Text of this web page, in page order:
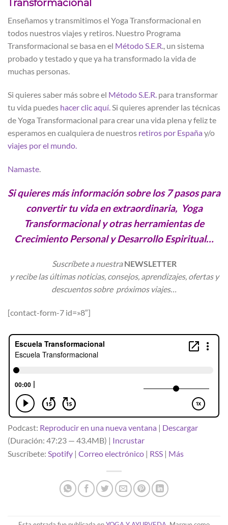
Transformacional
Enseñamos y transmitimos el Yoga Transformacional en
todos nuestros viajes y retiros. Nuestro Programa
Transformacional se basa en el Método S.E.R., un sistema
probado y testado y que ya ha transformado la vida de
muchas personas.
Si quieres saber más sobre el Método S.E.R. para transformar
tu vida puedes hacer clic aquí.Si quieres aprender las técnicas
de Yoga Transformacional para crear una vida plena y feliz te
esperamos en cualquiera de nuestros retiros por España y/o
viajes por el mundo.
Namaste
Si quieres más información sobre los 7 pasos para
convertir tu vida en extraordinaria, Yoga
Transformacional y otras herramientas de
Crecimiento Personal y Desarrollo Espiritual…
Suscríbete a nuestraNEWSLETTER
y recibe las últimas noticias, consejos, aprendizajes, ofertas y
descuentos sobre próximos viajes…
[contact-form-7 id=»8″]
Podcast: Reproducir en una nueva ventana | Descargar
(Duración: 47:23 — 43.4MB) | Incrustar
Suscríbete: Spotify | Correo electrónico | RSS | Más